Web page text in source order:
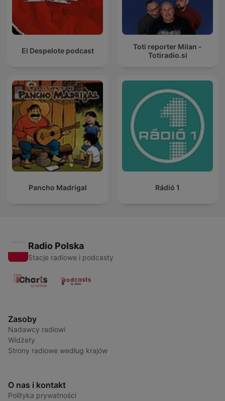
El Despelote podcast
Toti reporter Milan -
Totiradio.si
Pancho Madrigal Rádió 1
Radio Polska
Stacje radiowe i podcasty
Zasoby
Nadawcy radiowi
Widżety
Strony radiowe według krajów
O nas i kontakt
Polityka prywatności